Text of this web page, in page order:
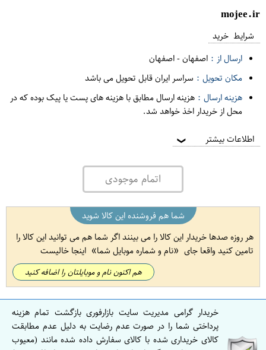
mojee.ir
شرایط خرید
ارسال از : اصفهان-اصفهان
مکان تحویل : سراسر ایران قابل تحویل می باشد
هزینه ارسال : هزینه ارسال مطابق با هزینه های پست یا پیک بوده که در
محل از خریدار اخذ خواهد شد.
اطلاعات بیشتر ❯
اتمام موجودی
شما هم فروشنده این کالا شوید
هر روزه صدها خریدار این کالا را می بینند اگر شما هم می توانید این کالا را
تامین کنید واقعا جای
نام و شماره موبایل شما اینجا خالیست
هم اکنون نام و موبایلتان را اضافه کنید
خریدار گرامی مدیریت سایت بازارفوری بازگشت تمام هزینه
پرداختی شما را در صورت عدم رضایت به دلیل عدم مطابقت
کالای خریداری شده با کالای سفارش داده شده مانند (معیوب